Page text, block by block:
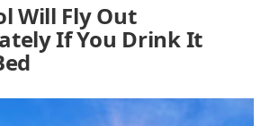
Will Fly Out
If You Drink It